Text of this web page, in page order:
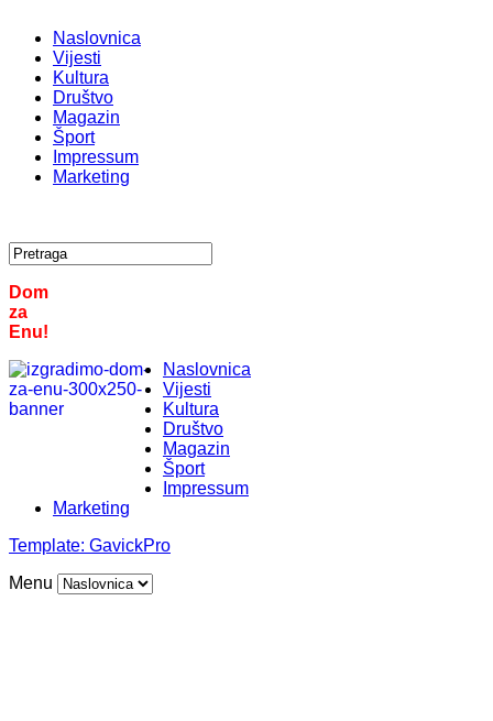
Naslovnica
Vijesti
Kultura
Društvo
Magazin
Šport
Impressum
Marketing
Dom
za
Enu!
Naslovnica
Vijesti
Kultura
Društvo
Magazin
Šport
Impressum
Marketing
Template: GavickPro
Menu